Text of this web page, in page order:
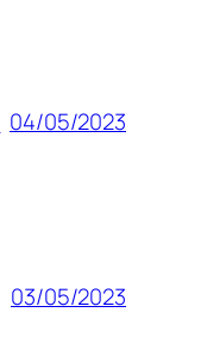
04/05/2023
03/05/2023